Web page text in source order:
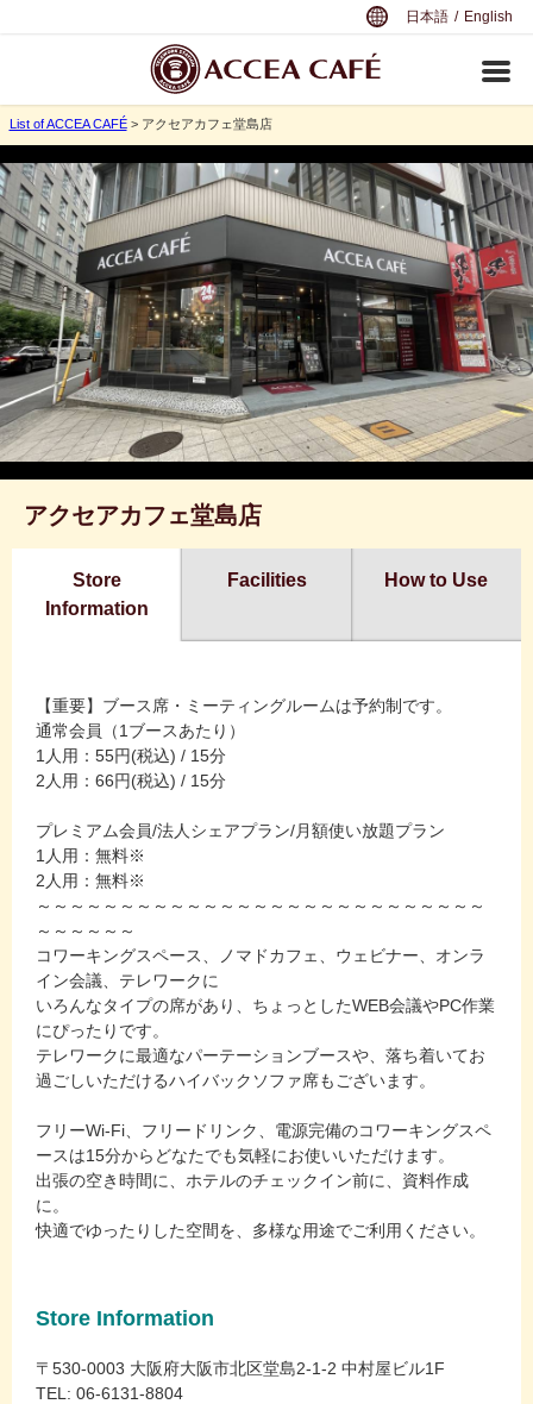
日本語 / English
List of ACCEA CAFÉ> アクセアカフェ堂島店
アクセアカフェ堂島店
Store
Information
Facilities How to Use
【重要】ブース席・ミーティングルームは予約制です。
通常会員（1ブースあたり）
1人用：55円(税込) / 15分
2人用：66円(税込) / 15分
プレミアム会員/法人シェアプラン/月額使い放題プラン
1人用：無料※
2人用：無料※
～～～～～～～～～～～～～～～～～～～～～～～～～～～
～～～～～～
コワーキングスペース、ノマドカフェ、ウェビナー、オンラ
イン会議、テレワークに
いろんなタイプの席があり、ちょっとしたWEB会議やPC作業
にぴったりです。
テレワークに最適なパーテーションブースや、落ち着いてお
過ごしいただけるハイバックソファ席もございます。
フリーWi-Fi、フリードリンク、電源完備のコワーキングスペ
ースは15分からどなたでも気軽にお使いいただけます。
出張の空き時間に、ホテルのチェックイン前に、資料作成
に。
快適でゆったりした空間を、多様な用途でご利用ください。
Store Information
〒530-0003 大阪府大阪市北区堂島2-1-2 中村屋ビル1F
TEL: 06-6131-8804